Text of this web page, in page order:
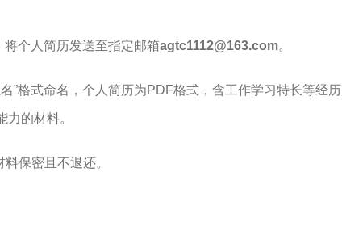
将个人简历发送至指定邮箱agtc1112@163.com。
”格式命名，个人简历为PDF格式，含工作学习特长等经历
的材料。
保密且不退还。